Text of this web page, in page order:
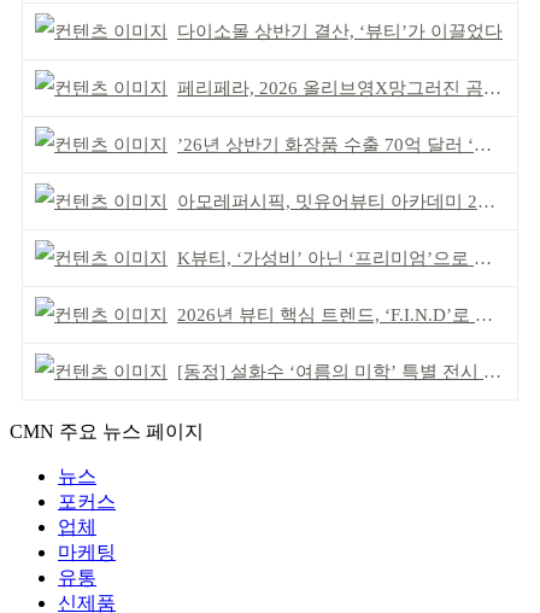
다이소몰 상반기 결산, ‘뷰티’가 이끌었다
페리페라, 2026 올리브영X망그러진 곰 콜라보
’26년 상반기 화장품 수출 70억 달러 ‘역대 최고’
아모레퍼시픽, 밋유어뷰티 아카데미 2기 발대식
K뷰티, ‘가성비’ 아닌 ‘프리미엄’으로 승부걸어야
2026년 뷰티 핵심 트렌드, ‘F.I.N.D’로 읽는다
[동정] 설화수 ‘여름의 미학’ 특별 전시 개최
CMN 주요 뉴스 페이지
뉴스
포커스
업체
마케팅
유통
신제품